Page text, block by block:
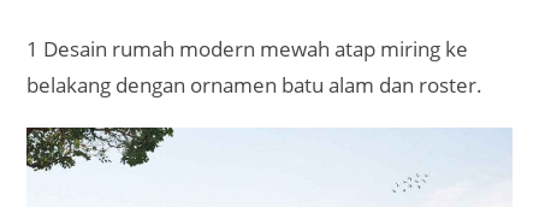
1 Desain rumah modern mewah atap miring ke
belakang dengan ornamen batu alam dan roster.